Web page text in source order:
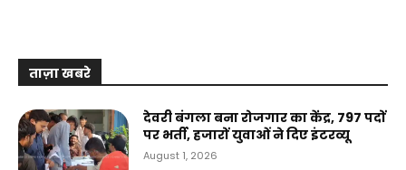
ताज़ा खबरे
देवरी बंगला बना रोजगार का केंद्र, 797 पदों
पर भर्ती, हजारों युवाओं ने दिए इंटरव्यू
August 1, 2026